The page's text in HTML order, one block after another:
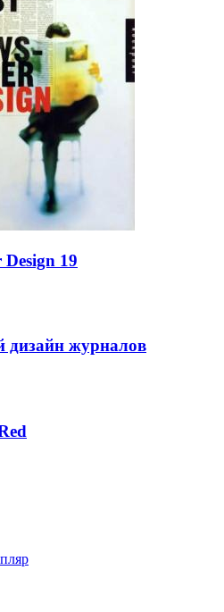
Design 19
журналов